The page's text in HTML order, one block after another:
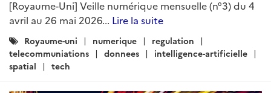
[Royaume-Uni] Veille numérique mensuelle (n°3) du 4
avril au 26 mai 2026... Lire la suite
Catégories
:
Royaume-uni numerique
regulation
telecommuniations
donnees
intelligence-artificielle
spatial
tech